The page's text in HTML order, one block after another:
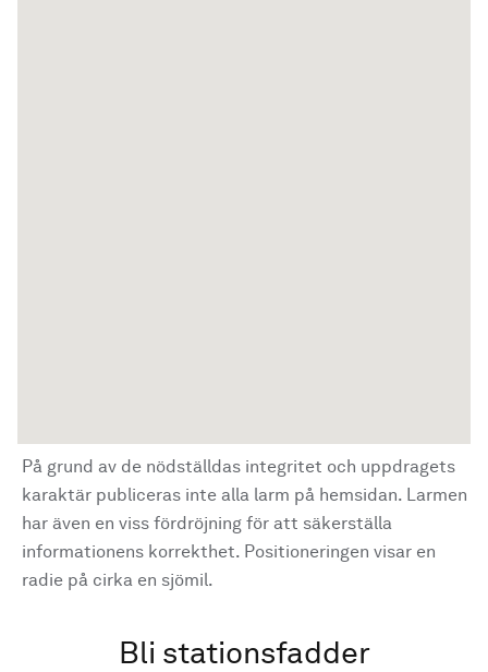
På grund av de nödställdas integritet och uppdragets
karaktär publiceras inte alla larm på hemsidan. Larmen
har även en viss fördröjning för att säkerställa
informationens korrekthet. Positioneringen visar en
radie på cirka en sjömil.
Bli stationsfadder